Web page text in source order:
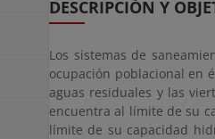
DESCRIPCIÓN Y
Los sistemas de
ocupación poblacional en
aguas residuales y las
encuentra al límite de su
límite de su capacidad